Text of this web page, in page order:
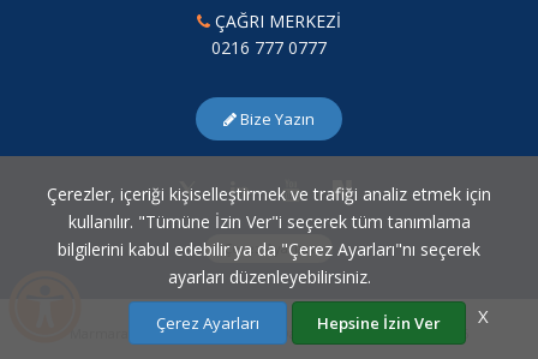
ÇAĞRI MERKEZİ
0216 777 0777
Bize Yazın
Çerez Ayarları
Marmara Üniversitesi Bilgi İşlem Daire Başkanlığı © 2007 - 2026
Çerezler, içeriği kişiselleştirmek ve trafiği analiz etmek için
kullanılır. "Tümüne İzin Ver"i seçerek tüm tanımlama
bilgilerini kabul edebilir ya da "Çerez Ayarları"nı seçerek
ayarları düzenleyebilirsiniz.
Çerez Ayarları Hepsine İzin Ver X